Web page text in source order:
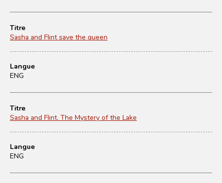
Titre
Sasha and Flint save the queen
Langue
ENG
Titre
Sasha and Flint. The Mystery of the Lake
Langue
ENG